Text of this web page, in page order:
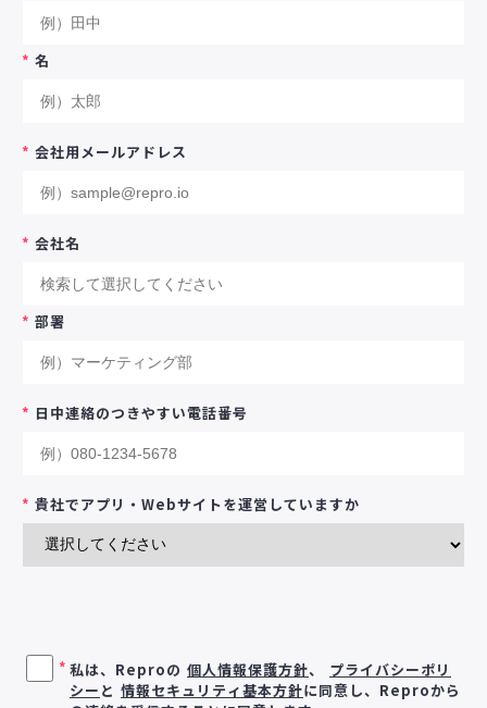
名
*
会社用メールアドレス
*
会社名
*
部署
*
日中連絡のつきやすい電話番号
*
貴社でアプリ・Webサイトを運営していますか
*
私は、Reproの 個人情報保護方針、
プライバシーポリ
シー と 情報セキュリティ基本方針に同意し、Reproから
*